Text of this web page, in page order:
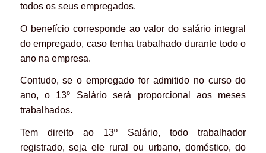
todos os seus empregados.
O benefício corresponde ao valor do salário integral
do empregado, caso tenha trabalhado durante todo o
ano na empresa.
Contudo, se o empregado for admitido no curso do
ano, o 13º Salário será proporcional aos meses
trabalhados.
Tem direito ao 13º Salário, todo trabalhador
registrado, seja ele rural ou urbano, doméstico, do